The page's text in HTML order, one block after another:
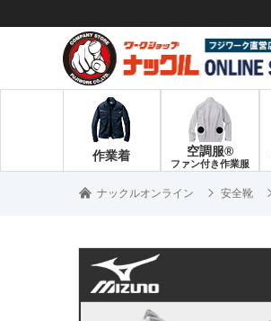
作業着 空調服®
ファン付き作業服
ナックルオンライン 安全靴